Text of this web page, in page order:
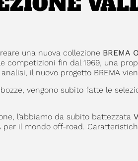
una nuova collezione BREMA
competizioni fin dal 1969, una
il nuovo progetto BREMA
bozze, vengono subito fatte le
l’abbiamo da subito battezzata
per il mondo off-road.